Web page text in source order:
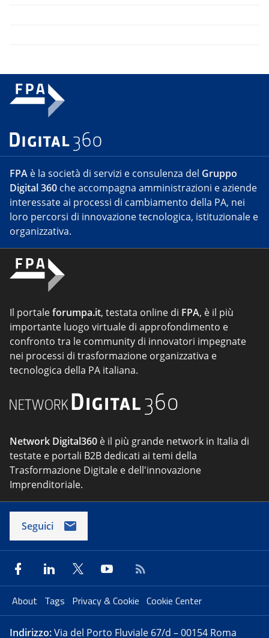
FPA è la società di servizi e consulenza del Gruppo
Digital 360 che accompagna amministrazioni e aziende
interessate ai processi di cambiamento della PA, nei
loro percorsi di innovazione tecnologica, istituzionale e
organizzativa.
Il portaleforumpa.it, testata online di FPA, è il più
importante luogo virtuale di approfondimento e
confronto tra le community di innovatori impegnate
nei processi di trasformazione organizzativa e
tecnologica della PA italiana.
Network Digital360 è il più grande network in Italia di
testate e portali B2B dedicati ai temi della
Trasformazione Digitale e dell'innovazione
Imprenditoriale.
Seguici
About Tags Privacy & Cookie Cookie Center
Indirizzo:Via del Porto Fluviale 67/d – 00154 Roma